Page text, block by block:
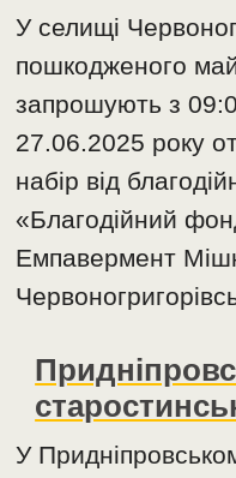
У селищі
пошкодженого
запрошують з
27.06.2025 року
набір від
«Благодійний
Емпавермент
У